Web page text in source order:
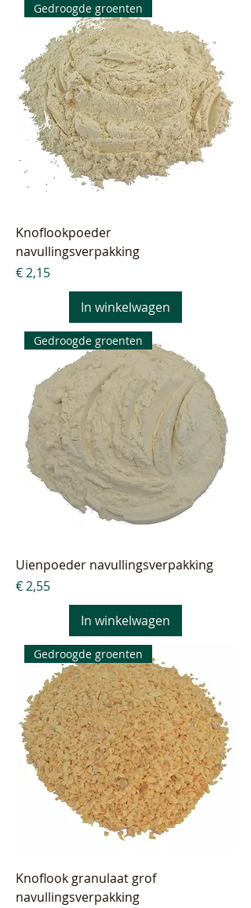
Gedroogde groenten
Knoflookpoeder
navullingsverpakking
Prijs
€ 2,15
In winkelwagen
Gedroogde groenten
Uienpoeder navullingsverpakking
Prijs
€ 2,55
In winkelwagen
Gedroogde groenten
Knoflook granulaat grof
navullingsverpakking